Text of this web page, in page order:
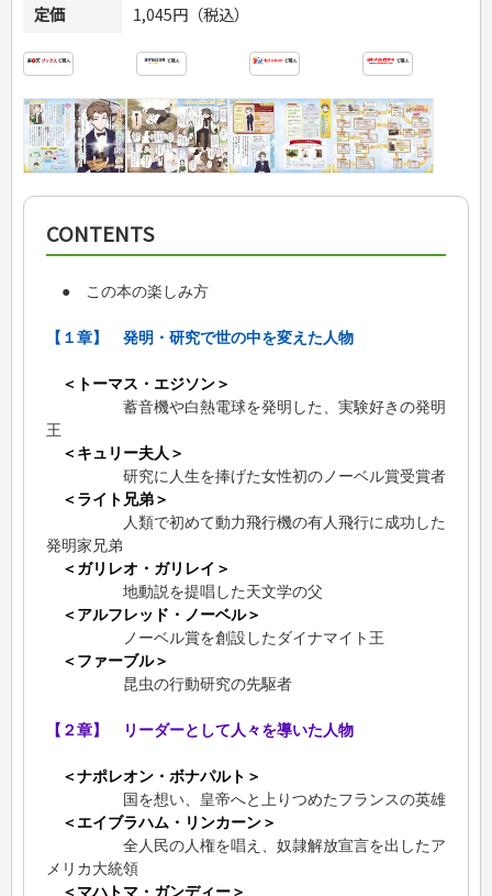
定価
1,045円（税込）
CONTENTS
● この本の楽しみ方
【１章】 発明・研究で世の中を変えた人物
＜トーマス・エジソン＞
蓄音機や白熱電球を発明した、実験好きの発明
王
＜キュリー夫人＞
研究に人生を捧げた女性初のノーベル賞受賞者
＜ライト兄弟＞
人類で初めて動力飛行機の有人飛行に成功した
発明家兄弟
＜ガリレオ・ガリレイ＞
地動説を提唱した天文学の父
＜アルフレッド・ノーベル＞
ノーベル賞を創設したダイナマイト王
＜ファーブル＞
昆虫の行動研究の先駆者
【２章】 リーダーとして人々を導いた人物
＜ナポレオン・ボナパルト＞
国を想い、皇帝へと上りつめたフランスの英雄
＜エイブラハム・リンカーン＞
全人民の人権を唱え、奴隷解放宣言を出したア
メリカ大統領
＜マハトマ・ガンディー＞